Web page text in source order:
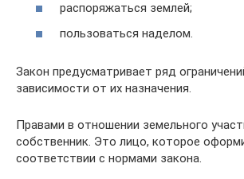
распоряжаться землей;
пользоваться наделом.
Закон предусматривает ряд
зависимости от их назначения.
Правами в отношении земельного
собственник. Это лицо, которое
соответствии с нормами закона.